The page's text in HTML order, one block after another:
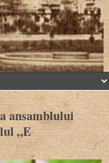
ansamblului
„E